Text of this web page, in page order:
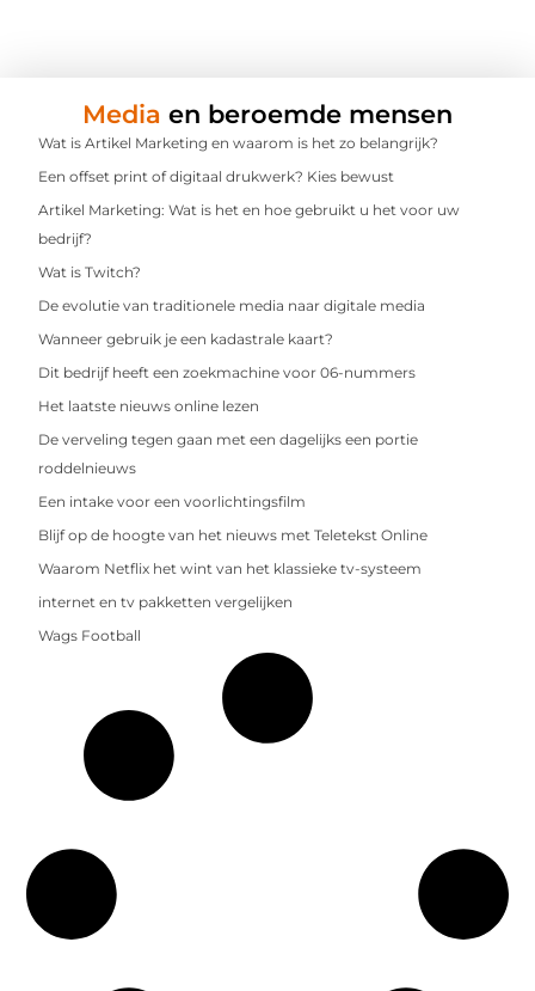
Media en beroemde mensen
Wat is Artikel Marketing en waarom is het zo belangrijk?
Een offset print of digitaal drukwerk? Kies bewust
Artikel Marketing: Wat is het en hoe gebruikt u het voor uw
bedrijf?
Wat is Twitch?
De evolutie van traditionele media naar digitale media
Wanneer gebruik je een kadastrale kaart?
Dit bedrijf heeft een zoekmachine voor 06-nummers
Het laatste nieuws online lezen
De verveling tegen gaan met een dagelijks een portie
roddelnieuws
Een intake voor een voorlichtingsfilm
Blijf op de hoogte van het nieuws met Teletekst Online
Waarom Netflix het wint van het klassieke tv-systeem
internet en tv pakketten vergelijken
Wags Football